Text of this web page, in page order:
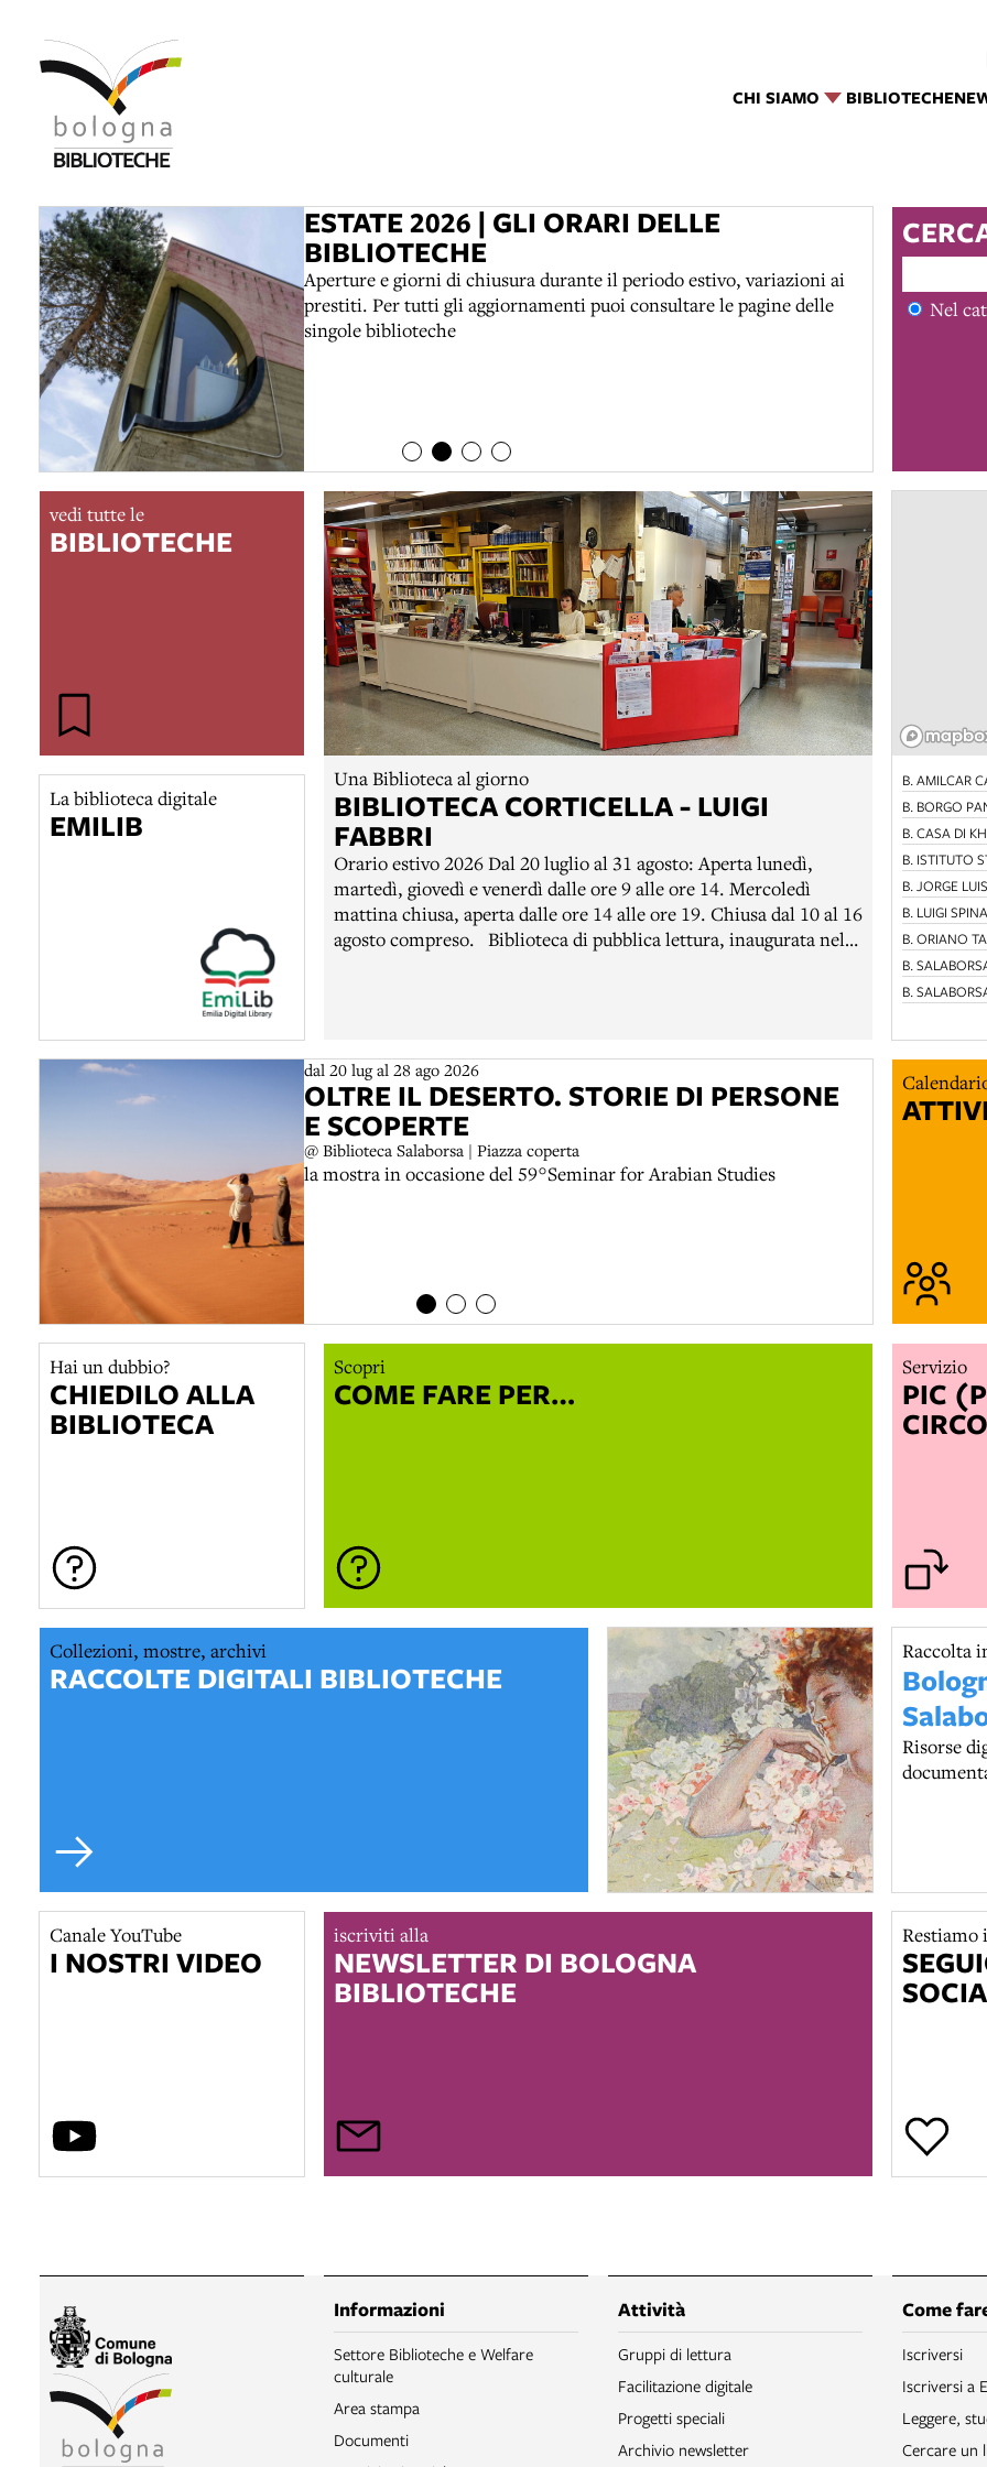
item 1 of 4
item 2 of 4
CHI SIAMO BIBLIOTECHE
fondazione
biblioteche
ESTATE 2026 | GLI ORARI DELLE
BIBLIOTECHE
Aperture e giorni di chiusura durante il periodo estivo, variazioni ai
prestiti. Per tutti gli aggiornamenti puoi consultare le pagine delle
singole biblioteche
Nel
vedi tutte le
BIBLIOTECHE
Una Biblioteca al giorno
BIBLIOTECA CORTICELLA - LUIGI
FABBRI
Orario estivo 2026 Dal 20 luglio al 31 agosto: Aperta lunedì,
martedì, giovedì e venerdì dalle ore 9 alle ore 14. Mercoledì
mattina chiusa, aperta dalle ore 14 alle ore 19. Chiusa dal 10 al 16
agosto compreso. Biblioteca di pubblica lettura, inaugurata nel
B. AMILCAR
B. BORGO
B. CASA DI
B. ISTITUTO
B. JORGE
B. LUIGI
B. ORIANO
B.
B.
La biblioteca digitale
EMILIB
dal 20 lug al 28 ago 2026
OLTRE IL DESERTO. STORIE DI PERSONE
E SCOPERTE
@ Biblioteca Salaborsa | Piazza coperta
la mostra in occasione del 59°Seminar for Arabian Studies
Hai un dubbio?
CHIEDILO ALLA
BIBLIOTECA
Scopri
COME FARE PER…
Servizio
PIC
Collezioni, mostre, archivi
RACCOLTE DIGITALI BIBLIOTECHE
Raccolta
Risorse
Canale YouTube
I NOSTRI VIDEO
iscriviti alla
NEWSLETTER DI BOLOGNA
BIBLIOTECHE
Restiamo
Informazioni
Settore Biblioteche e Welfare
culturale
Area stampa
Documenti
Attività
Gruppi di lettura
Facilitazione digitale
Progetti speciali
Archivio newsletter
Come
Iscriversi
Iscriversi a
Leggere,
Cercare un